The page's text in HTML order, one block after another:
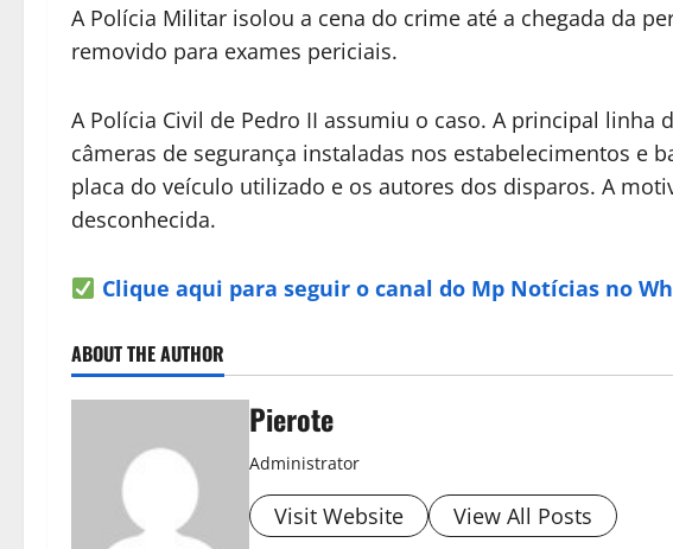
A Polícia Militar isolou a cena do crime até a chegada da
removido para exames periciais.
A Polícia Civil de Pedro II assumiu o caso. A principal linha
câmeras de segurança instaladas nos estabelecimentos e
placa do veículo utilizado e os autores dos disparos. A
desconhecida.
Clique aqui para seguir o canal do Mp Notícias no
ABOUT THE AUTHOR
Pierote
Administrator
Visit Website View All Posts